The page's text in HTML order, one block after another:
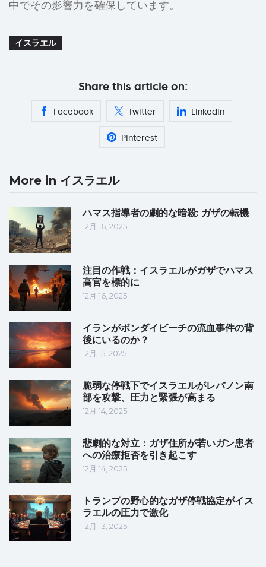
中でその影響力を確保しています。
イスラエル
Share this article on:
Facebook Twitter Linkedin
Pinterest
More in イスラエル
ハマス指導者の劇的な暗殺: ガザの転機
12月 16, 2025
注目の作戦：イスラエルがガザでハマス
高官を標的に
12月 16, 2025
イランがボンダイビーチの流血事件の背
後にいるのか？
12月 15, 2025
脆弱な停戦下でイスラエルがレバノン南
部を攻撃、圧力と緊張が高まる
12月 14, 2025
悲劇的な対立：ガザ住所が若いガン患者
への治療拒否を引き起こす
12月 14, 2025
トランプの野心的なガザ停戦協定がイス
ラエルの圧力で激化
12月 13, 2025